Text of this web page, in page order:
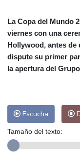
La Copa del Mundo
viernes con una
Hollywood, antes
dispute su primer
la apertura del
Escucha
Tamaño del texto: